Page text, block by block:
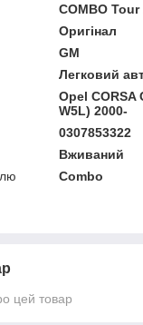
COMBO Tour
Оригінал
GM
Легковий
Opel CORSA
W5L) 2000-
0307853322
Вживаний
Combo
цей товар